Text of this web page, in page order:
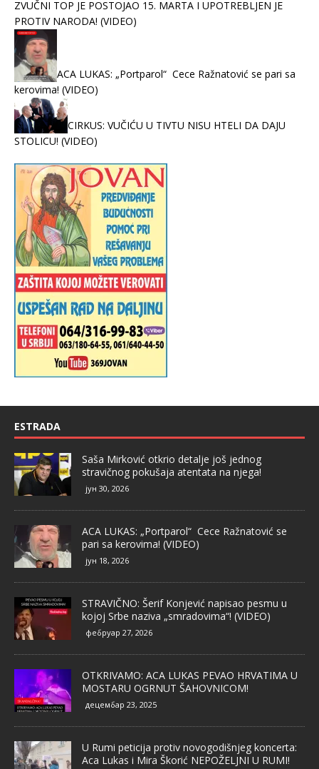
ZVUČNI TOP JE POSTOJAO 15. MARTA I UPOTREBLJEN JE
PROTIV NARODA! (VIDEO)
ACA LUKAS: „Portparol“ Cece Ražnatović se pari sa
kerovima! (VIDEO)
CIRKUS: VUČIĆU U TIVTU NISU HTELI DA DAJU
STOLICU! (VIDEO)
ESTRADA
Saša Mirković otkrio detalje još jednog
stravičnog pokušaja atentata na njega!
јун 30, 2026
ACA LUKAS: „Portparol“ Cece Ražnatović se
pari sa kerovima! (VIDEO)
јун 18, 2026
STRAVIČNO: Šerif Konjević napisao pesmu u
kojoj Srbe naziva „smradovima“! (VIDEO)
фебруар 27, 2026
OTKRIVAMO: ACA LUKAS PEVAO HRVATIMA U
MOSTARU OGRNUT ŠAHOVNICOM!
децембар 23, 2025
U Rumi peticija protiv novogodišnjeg koncerta:
Aca Lukas i Mira Škorić NEPOŽELJNI U RUMI!